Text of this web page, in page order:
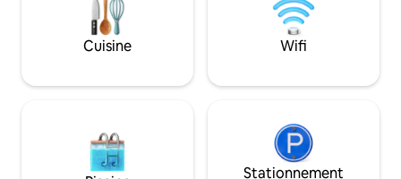
animée, pour que les adultes et les
enfants
Cuisine Wifi
Stationnement